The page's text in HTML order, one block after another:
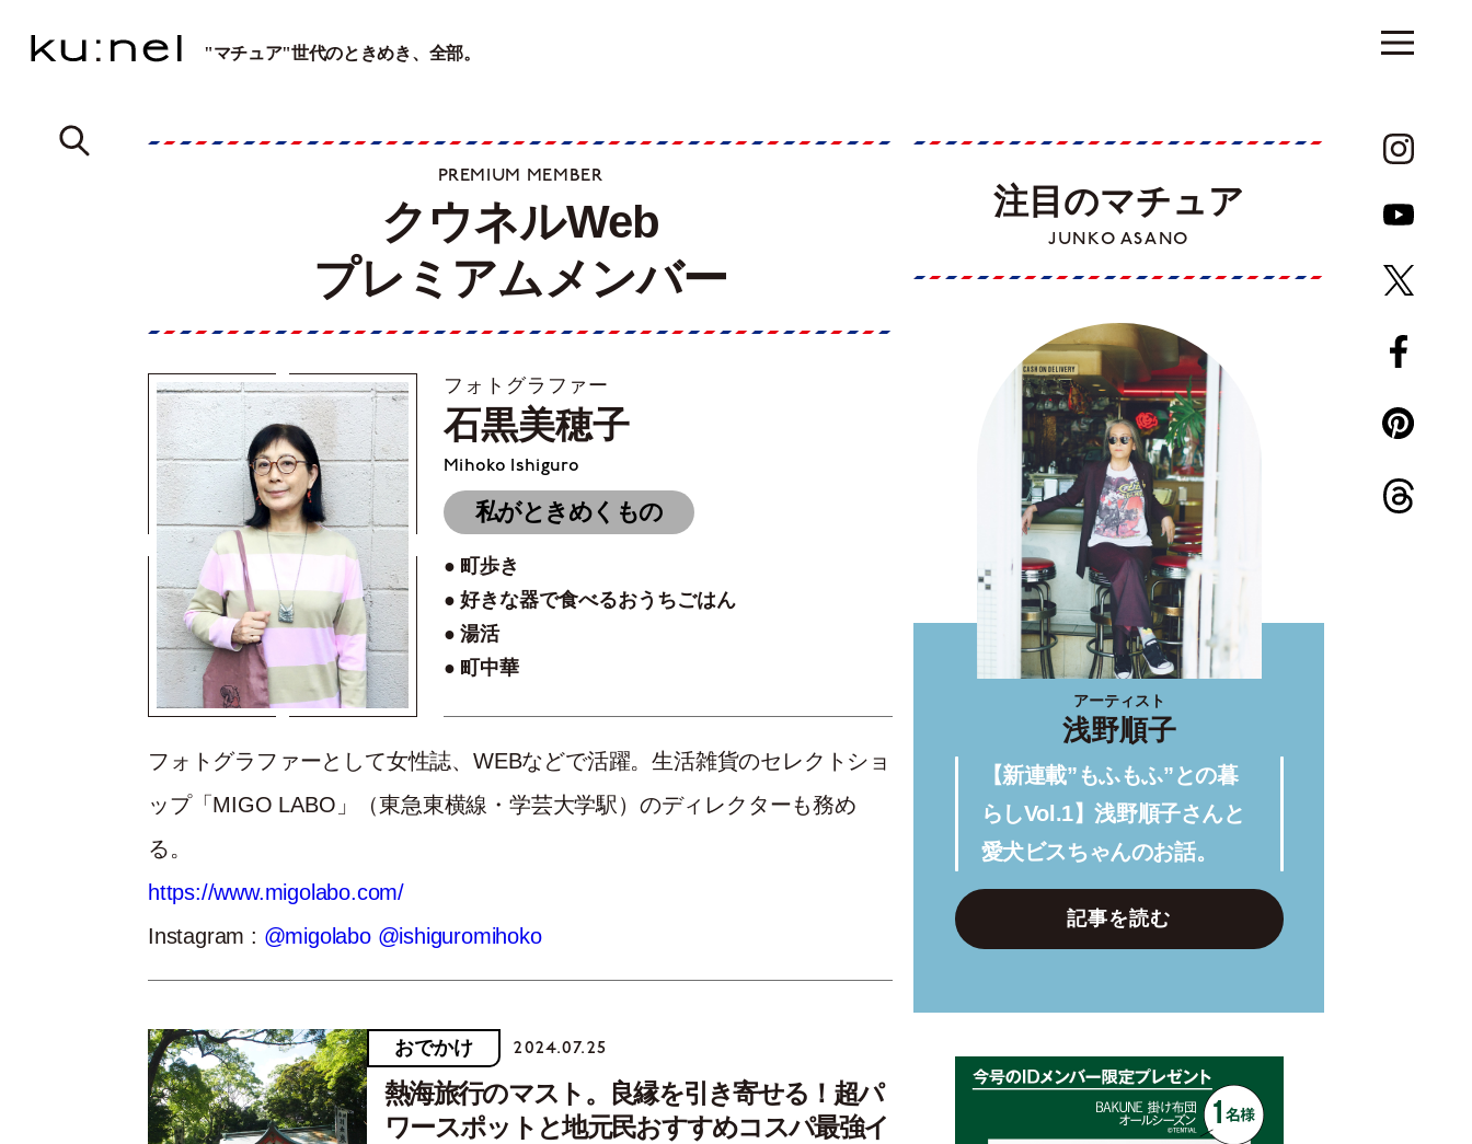
"マチュア"世代のときめき、全部。
PREMIUM MEMBER
クウネルWeb
プレミアムメンバー
フォトグラファー
石黒美穂子
Mihoko Ishiguro
私がときめくもの
町歩き
好きな器で食べるおうちごはん
湯活
町中華
フォトグラファーとして女性誌、WEBなどで活躍。生活雑貨のセレクトショ
ップ「MIGO LABO」（東急東横線・学芸大学駅）のディレクターも務め
る。
https://www.migolabo.com/
Instagram : @migolabo @ishiguromihoko
おでかけ 2024.07.25
熱海旅行のマスト。良縁を引き寄せる！超パ
ワースポットと地元民おすすめコスパ最強イ
注目のマチュア
JUNKO ASANO
アーティスト
浅野順子
【新連載”もふもふ”との暮
らしVol.1】浅野順子さんと
愛犬ビスちゃんのお話。
記事を読む